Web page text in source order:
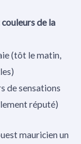
de la
(tôt le matin,
de sensations
réputé)
mauricien un